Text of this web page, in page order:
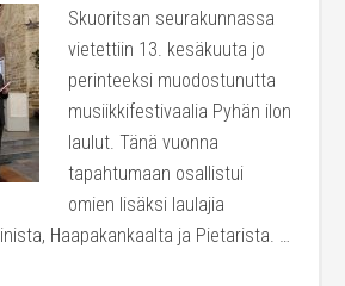
Skuoritsan seurakunnassa
vietettiin 13. kesäkuuta jo
perinteeksi muodostunutta
musiikkifestivaalia Pyhän ilon
laulut. Tänä vuonna
tapahtumaan osallistui
omien lisäksi laulajia
Haapakankaalta ja Pietarista. …